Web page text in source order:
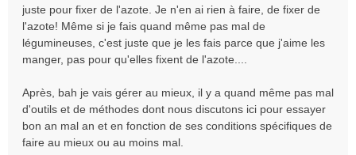
juste pour fixer de l'azote. Je n'en ai rien à faire, de fixer de
l'azote! Même si je fais quand même pas mal de
légumineuses, c'est juste que je les fais parce que j'aime les
manger, pas pour qu'elles fixent de l'azote....
Après, bah je vais gérer au mieux, il y a quand même pas mal
d'outils et de méthodes dont nous discutons ici pour essayer
bon an mal an et en fonction de ses conditions spécifiques de
faire au mieux ou au moins mal.